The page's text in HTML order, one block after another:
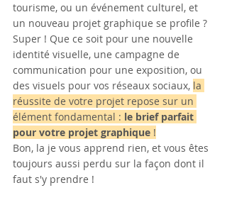
tourisme, ou un événement culturel, et
un nouveau projet graphique se profile ?
Super ! Que ce soit pour une nouvelle
identité visuelle, une campagne de
communication pour une exposition, ou
des visuels pour vos réseaux sociaux, la
réussite de votre projet repose sur un
élément fondamental : le brief parfait
pour votre projet graphique !
Bon, la je vous apprend rien, et vous êtes
toujours aussi perdu sur la façon dont il
faut s'y prendre !